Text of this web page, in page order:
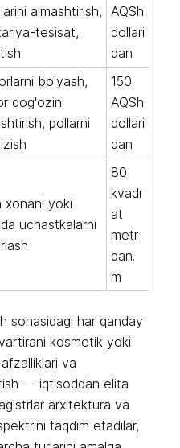
almashtirish,
tesisat,
AQSh
dollari
dan
bo'yash,
qog'ozini
pollarni
150
AQSh
dollari
dan
xonani yoki
uchastkalarni
80
kvadr
at
metr
dan.
m
sohasidagi har qanday
kosmetik yoki
va
— iqtisoddan elita
arxitektura va
taqdim etadilar,